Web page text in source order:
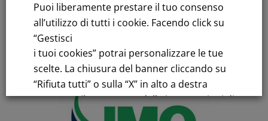
Register of Companies
C.F.and VAT number 00776140154
C.C.I.AA. Milano – REA 28331
Puoi liberamente prestare il tuo consenso
all’utilizzo di tutti i cookie. Facendo click su
“Gestisci
i tuoi cookies” potrai personalizzare le tue
scelte. La chiusura del banner cliccando su
“Rifiuta tutti” o sulla “X” in alto a destra
comporta il permanere delle impostazioni di
default e la continuazione della navigazione